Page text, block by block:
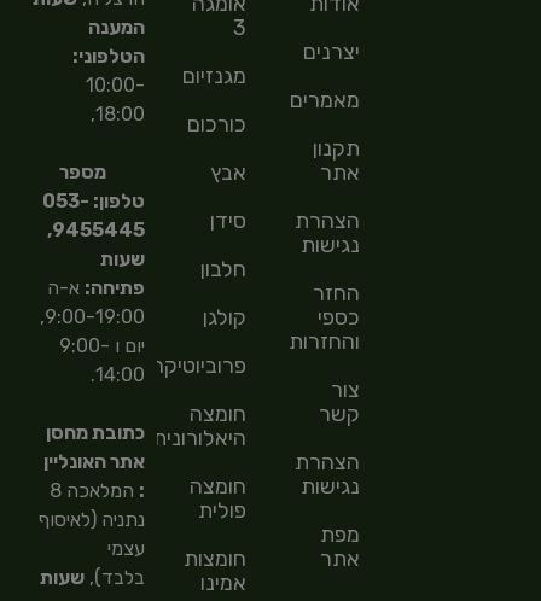
יצרנים
מאמרים
תקנון
אתר
הצהרת
נגישות
החזר
כספי
והחזרות
צור
קשר
הצהרת
נגישות
מפת
אתר
3
מגנזיום
כורכום
אבץ
סידן
חלבון
קולגן
פרוביוטיקה
חומצה
היאלורונית
חומצה
פולית
חומצות
אמינו
המענה
הטלפוני:
10:00-
18:00,
מספר
טלפון: 053-
9455445,
שעות
פתיחה: א-ה
9:00-19:00,
יום ו 9:00-
14:00.
כתובת מחסן
אתר האונליין
:
המלאכה 8
נתניה (לאיסוף
עצמי
בלבד),שעות